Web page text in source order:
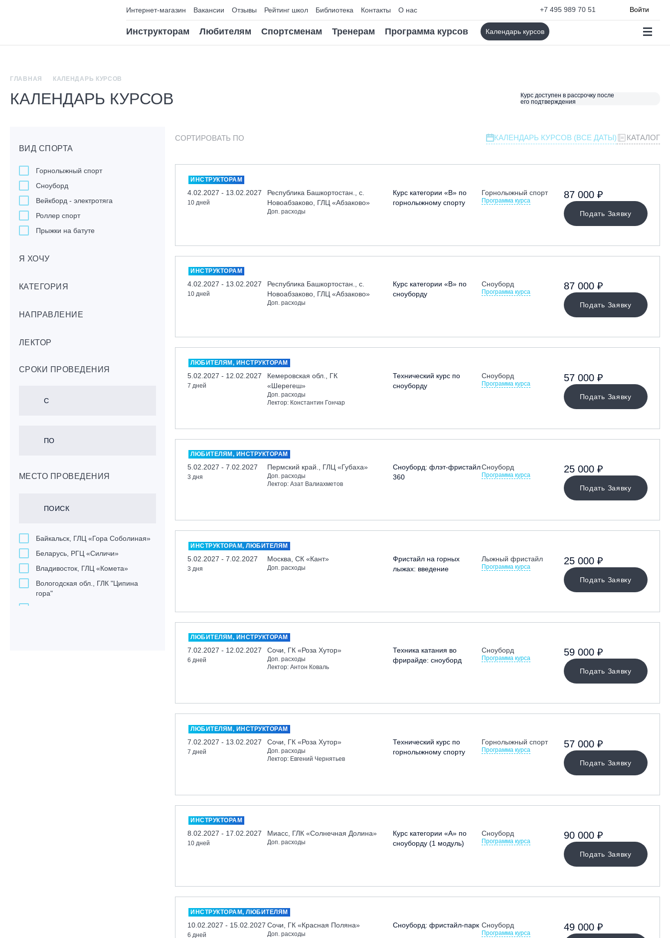
Интернет-магазин Вакансии Отзывы Рейтинг школ Библиотека Контакты О нас +7 495 989 70 51 Войти
Инструкторам Любителям Спортсменам Тренерам Программа курсов Календарь курсов
ГЛАВНАЯ КАЛЕНДАРЬ КУРСОВ
КАЛЕНДАРЬ КУРСОВ
Курс доступен в рассрочку после
его подтверждения
ВИД СПОРТА
Горнолыжный спорт
Сноуборд
Вейкборд - электротяга
Роллер спорт
Прыжки на батуте
Лонгбординг
бордах
Игровые виды спорта
Мечевой бой
Я ХОЧУ
КАТЕГОРИЯ
НАПРАВЛЕНИЕ
ЛЕКТОР
СРОКИ ПРОВЕДЕНИЯ
МЕСТО ПРОВЕДЕНИЯ
Байкальск, ГЛЦ «Гора Соболиная»
Беларусь, РГЦ «Силичи»
Владивосток, ГЛЦ «Комета»
Вологодская обл., ГЛК "Ципина
гора"
СОРТИРОВАТЬ ПО КАЛЕНДАРЬ КУРСОВ (ВСЕ ДАТЫ) КАТАЛОГ
ИНСТРУКТОРАМ
4.02.2027 - 13.02.2027
10 дней
Республика Башкортостан., с.
Новоабзаково, ГЛЦ «Абзаково»
Доп. расходы
Курс категории «В» по
горнолыжному спорту
Горнолыжный спорт
Программа курса
Подать Заявку
87 000 ₽
ИНСТРУКТОРАМ
4.02.2027 - 13.02.2027
10 дней
Республика Башкортостан., с.
Новоабзаково, ГЛЦ «Абзаково»
Доп. расходы
Курс категории «В» по
сноуборду
Сноуборд
Программа курса
Подать Заявку
87 000 ₽
ЛЮБИТЕЛЯМ, ИНСТРУКТОРАМ
5.02.2027 - 12.02.2027
7 дней
Кемеровская обл., ГК
«Шерегеш»
Доп. расходы
Лектор: Константин Гончар
Технический курс по
сноуборду
Сноуборд
Программа курса
Подать Заявку
57 000 ₽
ЛЮБИТЕЛЯМ, ИНСТРУКТОРАМ
5.02.2027 - 7.02.2027
3 дня
Пермский край., ГЛЦ «Губаха»
Доп. расходы
Лектор: Азат Валиахметов
Сноуборд: флэт-фристайл
360
Сноуборд
Программа курса
Подать Заявку
25 000 ₽
ИНСТРУКТОРАМ, ЛЮБИТЕЛЯМ
5.02.2027 - 7.02.2027
3 дня
Москва, СК «Кант»
Доп. расходы
Фристайл на горных
лыжах: введение
Лыжный фристайл
Программа курса
Подать Заявку
25 000 ₽
ЛЮБИТЕЛЯМ, ИНСТРУКТОРАМ
7.02.2027 - 12.02.2027
6 дней
Сочи, ГК «Роза Хутор»
Доп. расходы
Лектор: Антон Коваль
Техника катания во
фрирайде: сноуборд
Сноуборд
Программа курса
Подать Заявку
59 000 ₽
ЛЮБИТЕЛЯМ, ИНСТРУКТОРАМ
7.02.2027 - 13.02.2027
7 дней
Сочи, ГК «Роза Хутор»
Доп. расходы
Лектор: Евгений Чернятьев
Технический курс по
горнолыжному спорту
Горнолыжный спорт
Программа курса
Подать Заявку
57 000 ₽
ИНСТРУКТОРАМ
8.02.2027 - 17.02.2027
10 дней
Миасс, ГЛК «Солнечная Долина»
Доп. расходы
Курс категории «А» по
сноуборду (1 модуль)
Сноуборд
Программа курса
Подать Заявку
90 000 ₽
ИНСТРУКТОРАМ, ЛЮБИТЕЛЯМ
10.02.2027 - 15.02.2027
6 дней
Сочи, ГК «Красная Поляна»
Доп. расходы
Сноуборд: фристайл-парк Сноуборд
Программа курса
49 000 ₽